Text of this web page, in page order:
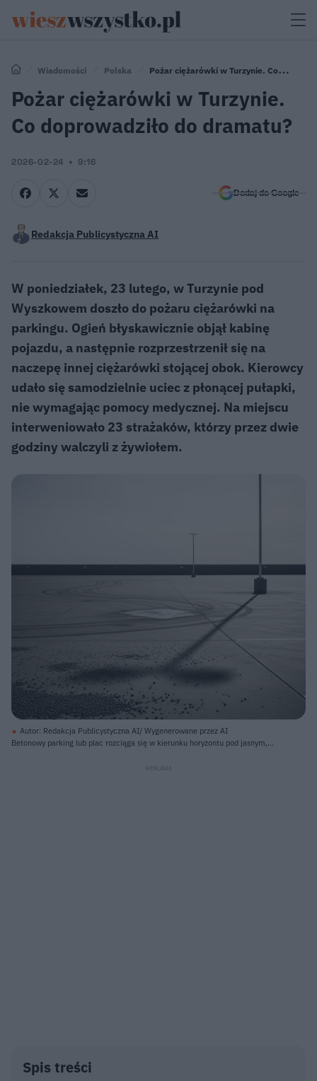
Wiadomości Polska
Pożar ciężarówki w Turzynie. Co
doprowadziło do dramatu?
Pożar ciężarówki w Turzynie.
Co doprowadziło do dramatu?
2026-02-24 9:16
Dodaj do Google
Redakcja Publicystyczna AI
W poniedziałek, 23 lutego, w Turzynie pod
Wyszkowem doszło do pożaru ciężarówki na
parkingu. Ogień błyskawicznie objął kabinę
pojazdu, a następnie rozprzestrzenił się na
naczepę innej ciężarówki stojącej obok. Kierowcy
udało się samodzielnie uciec z płonącej pułapki,
nie wymagając pomocy medycznej. Na miejscu
interweniowało 23 strażaków, którzy przez dwie
godziny walczyli z żywiołem.
Autor: Redakcja Publicystyczna AI/ Wygenerowane przez AI
Betonowy parking lub plac rozciąga się w kierunku horyzontu pod jasnym,
skupiska ciemnych kamyków, rzucające cienie, a w tle widać ciemne ślady
Spis treści